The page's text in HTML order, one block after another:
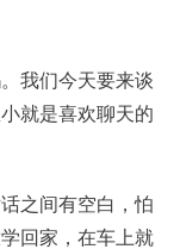
我们今天要来谈
就是喜欢聊天的
之间有空白，怕
回家，在车上就